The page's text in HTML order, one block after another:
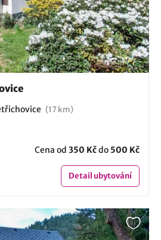
(17 km)
Cena od 350 Kčdo 500 Kč
Detailubytování